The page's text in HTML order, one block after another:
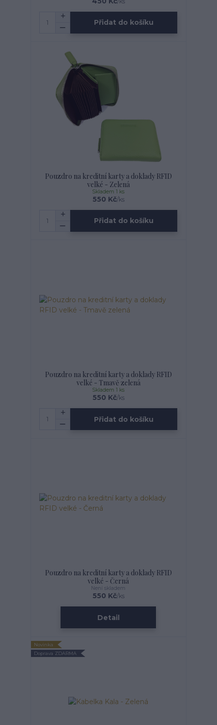
Přidat do košíku
Pouzdro na kreditní karty a doklady RFID
velké - Zelená
550 Kč/ks
Skladem 1 ks
Přidat do košíku
Pouzdro na kreditní karty a doklady RFID
velké - Tmavě zelená
550 Kč/ks
Skladem 1 ks
Přidat do košíku
Pouzdro na kreditní karty a doklady RFID
velké - Černá
550 Kč/ks
Není skladem
Detail
Novinka
Doprava ZDARMA